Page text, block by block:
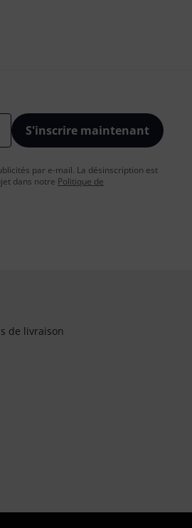
S'inscrire maintenant
par e-mail. La désinscription est
dans notre Politique de
de livraison